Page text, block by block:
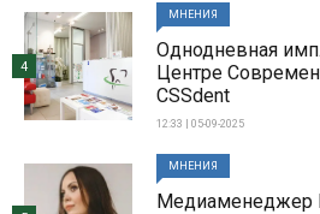
МНЕНИЯ
Однодневная
Центре
CSSdent
12:33 | 05-09-2025
4
МНЕНИЯ
Медиаменеджер